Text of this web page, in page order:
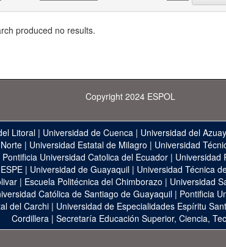
produced no results.
Copyright 2024 ESPOL
Litoral | Universidad de Cuenca | Universidad del Azuay
| Universidad Estatal de Milagro | Universidad
Pontificia Universidad Catolica del Ecuador| Universidad
| Universidad de Guayaquil | Universidad Técnica
| Escuela Politécnica del Chimborazo | Universidad
Católica de Santiago de Guayaquil | Pontificia
del Carchi | Universidad de Especialidades Espíritu
Cordillera| Secretaría Educación Superior, Ciencia,